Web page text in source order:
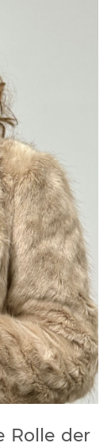
Rolle der